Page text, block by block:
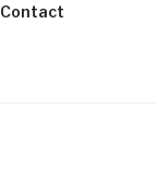
Contact